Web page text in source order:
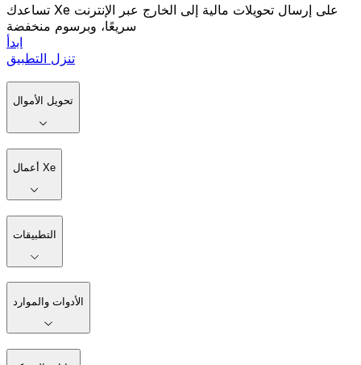
تساعدك Xe على إرسال تحويلات مالية إلى الخارج عبر الإنترنت
سريعًا، وبرسوم منخفضة
ابدأ
تنزل التطبيق
تحويل الأموال
أعمال Xe
التطبيقات
الأدوات والموارد